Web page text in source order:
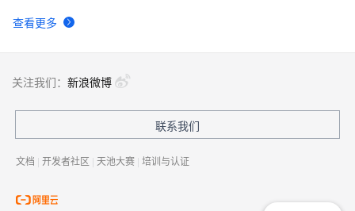
查看更多
关注我们： 新浪微博
联系我们
文档 | 开发者社区 | 天池大赛 | 培训与认证